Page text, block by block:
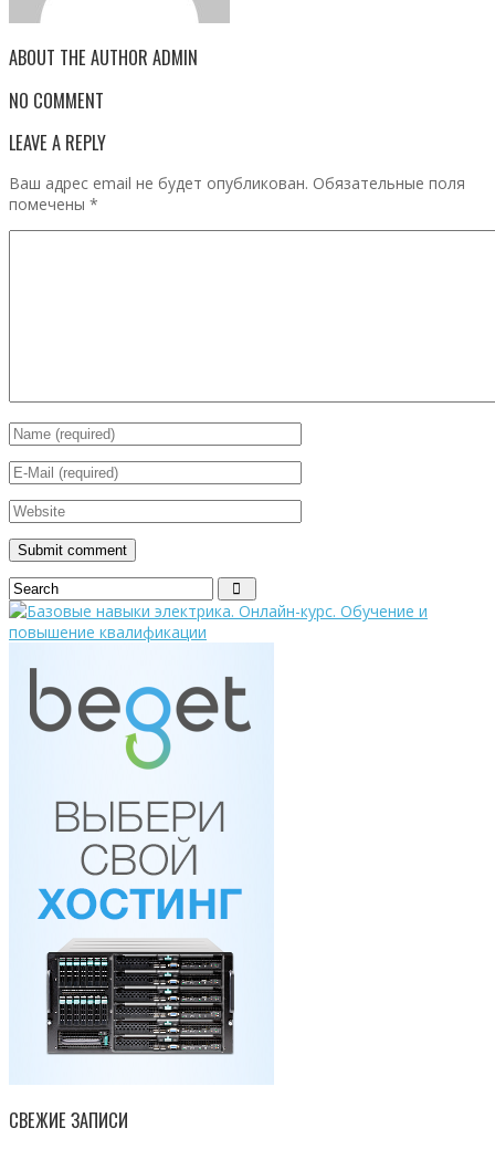
ABOUT THE AUTHOR ADMIN
NO COMMENT
LEAVE A REPLY
Ваш адрес email не будет опубликован. Обязательные поля
помечены *
СВЕЖИЕ ЗАПИСИ